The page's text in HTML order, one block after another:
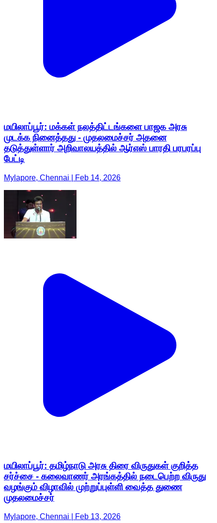
மயிலாப்பூர்: மக்கள் நலத்திட்டங்களை பாஜக அரசு
முடக்க நினைத்தது - முதலமைச்சர் அதனை
தடுத்துள்ளார் அறிவாலயத்தில் ஆர்எஸ் பாரதி பரபரப்பு
பேட்டி
Mylapore, Chennai | Feb 14, 2026
மயிலாப்பூர்: தமிழ்நாடு அரசு திரை விருதுகள் குறித்த
சர்ச்சை - கலைவாணர் அரங்கத்தில் நடைபெற்ற விருது
வழங்கும் விழாவில் முற்றுப்புள்ளி வைத்த துணை
முதலமைச்சர்
Mylapore, Chennai | Feb 13, 2026